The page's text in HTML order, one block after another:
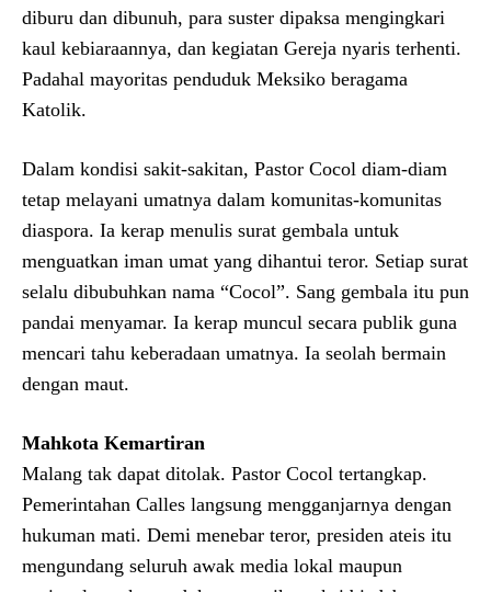
diburu dan dibunuh, para suster dipaksa mengingkari
kaul kebiaraannya, dan kegiatan Gereja nyaris terhenti.
Padahal mayoritas penduduk Meksiko beragama
Katolik.
Dalam kondisi sakit-sakitan, Pastor Cocol diam-diam
tetap melayani umatnya dalam komunitas-komunitas
diaspora. Ia kerap menulis surat gembala untuk
menguatkan iman umat yang dihantui teror. Setiap surat
selalu dibubuhkan nama “Cocol”. Sang gembala itu pun
pandai menyamar. Ia kerap muncul secara publik guna
mencari tahu keberadaan umatnya. Ia seolah bermain
dengan maut.
Mahkota Kemartiran
Malang tak dapat ditolak. Pastor Cocol tertangkap.
Pemerintahan Calles langsung mengganjarnya dengan
hukuman mati. Demi menebar teror, presiden ateis itu
mengundang seluruh awak media lokal maupun